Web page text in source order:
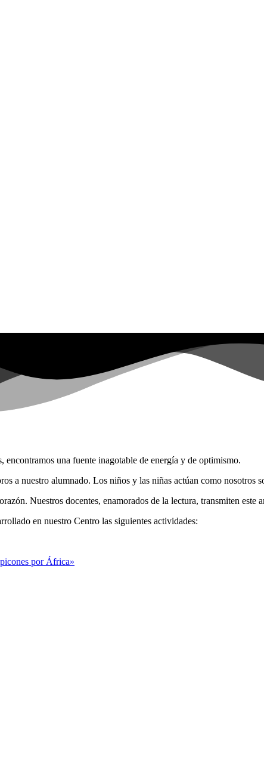
una fuente inagotable de energía y de optimismo.
a nuestro alumnado. Los niños y las niñas actúan como nosotros
Nuestros docentes, enamorados de la lectura, transmiten
en nuestro Centro las siguientes actividades:
por África»